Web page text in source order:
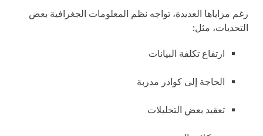
رغم مزاياها العديدة، تواجه نظم المعلومات الجغرافية بعض
التحديات، مثل:
ارتفاع تكلفة البيانات
الحاجة إلى كوادر مدربة
تعقيد بعض التحليلات